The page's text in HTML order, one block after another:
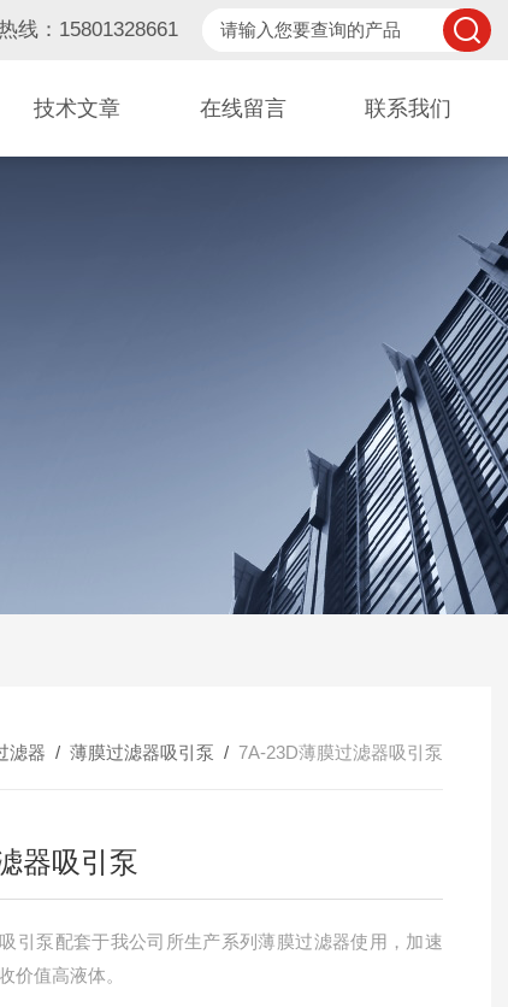
线：15801328661
技术文章 在线留言 联系我们
滤器 / 薄膜过滤器吸引泵 / 7A-23D薄膜过滤器吸引泵
器吸引泵
引泵配套于我公司所生产系列薄膜过滤器使用，加速
价值高液体。